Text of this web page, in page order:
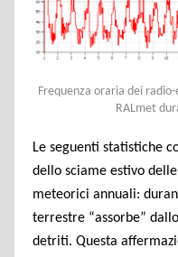
Frequenza oraria dei
RALmet
Le seguenti statistiche
dello sciame estivo
meteorici annuali:
terrestre “assorbe”
detriti. Questa